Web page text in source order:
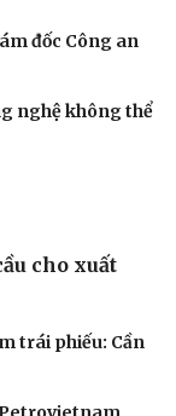
yêu
hồn
Ấn Độ
toán AI lớn
đưa ra xét xử
cao" ở